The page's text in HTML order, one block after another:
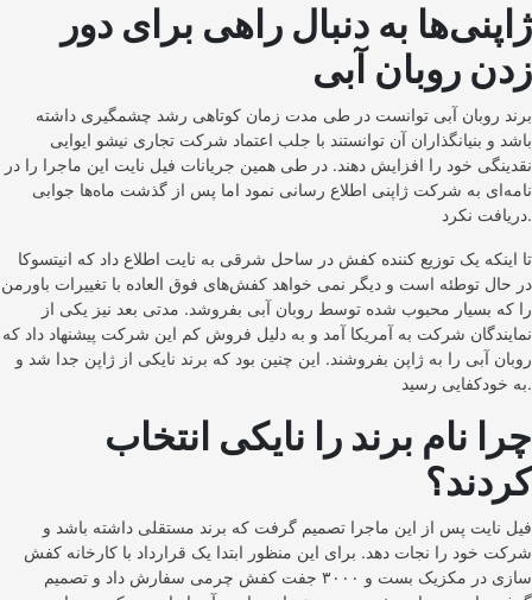
ژاپنی‌ها به دنبال راهی برای دور
زدن روبان آبی
برند روبان آبی توانست در طی مدت زمان کوتاهی رشد چشمگیری داشته
باشد و بنیانگذاران آن توانستند با جلب اعتماد شرکت تجاری نیشو ایوایی
نقدینگی خود را افزایش دهند. در طی همین جریانات فیل نایت این ماجرا را در
نامه‌‌ای به شرکت ژاپنی اطلاع رسانی نمود اما پس از گذشت ماه‌ها جوابی
دریافت نکرد.
تا اینکه یک توزیع کننده کفش در ساحل شرقی به نایت اطلاع داد که انیتسوکا
در حال توطئه است و دیگر نمی خواهد کفش‌های فوق العاده با تغییرات باورمن
را که بسیار محبوب شده توسط روبان آبی بفروشد. مدتی بعد نیز یکی از
نمایندگان شرکت به آمریکا آمد و به دلیل فروش کم این شرکت پیشنهاد داد که
روبان آبی را به ژاپن بفروشند. این چنین بود که برند نایکی از ژاپن جدا شد و
به خودکفایی رسید.
چرا نام برند را نایکی انتخاب
کردند؟
فیل نایت پس از این ماجرا تصمیم گرفت که برند مستقلی داشته باشد و
شرکت خود را نجات دهد. برای این منظور ابتدا یک قرارداد با کارخانه کفش
سازی در مکزیک بست و ۳۰۰۰ جفت کفش چرمی سفارش داد و تصمیم